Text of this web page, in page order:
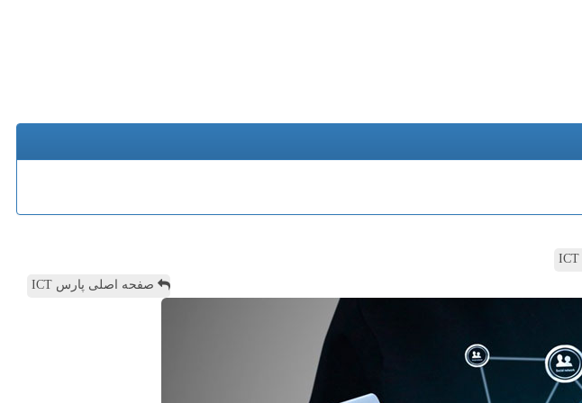
صفحه اصلی پارس ICT